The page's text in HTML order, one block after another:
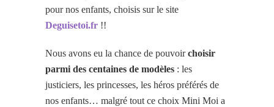
pour nos enfants, choisis sur le site
Deguisetoi.fr !!
Nous avons eu la chance de pouvoirchoisir
parmi des centaines de modèles : les
justiciers, les princesses, les héros préférés de
nos enfants… malgré tout ce choix Mini Moi a